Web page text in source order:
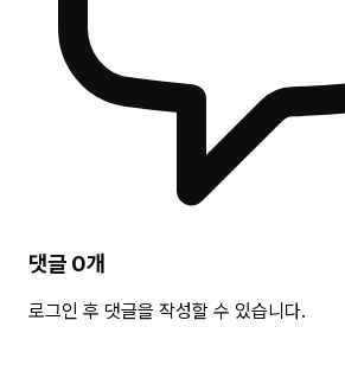
댓글 0개
로그인 후 댓글을 작성할 수 있습니다.